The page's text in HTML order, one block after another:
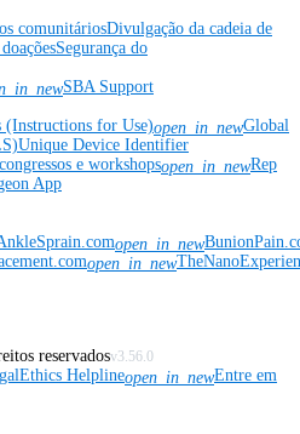
comunitáriosDivulgação da cadeia de
Segurança do
SBA Support
(Instructions for Use)open_in_newGlobal
Unique Device Identifier
e workshopsopen_in_newRep
App
open_in_new
open_in_new
reservadosv3.56.0
Ethics Helplineopen_in_newEntre em